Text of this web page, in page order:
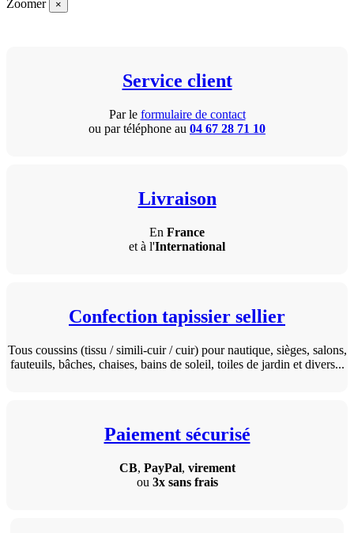
Zoomer ×
Service client
Par le formulaire de contact
ou par téléphone au 04 67 28 71 10
Livraison
En France
et à l'International
Confection tapissier sellier
Tous coussins (tissu / simili-cuir / cuir) pour nautique, sièges, salons,
fauteuils, bâches, chaises, bains de soleil, toiles de jardin et divers...
Paiement sécurisé
CB, PayPal, virement
ou 3x sans frais